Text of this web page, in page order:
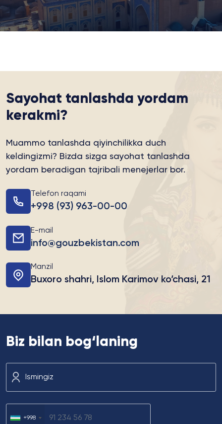
Sayohat tanlashda yordam
kerakmi?
Muammo tanlashda qiyinchilikka duch
keldingizmi? Bizda sizga sayohat tanlashda
yordam beradigan tajribali menejerlar bor.
Telefon raqami
+998 (93) 963-00-00
E-mail
info@gouzbekistan.com
Manzil
Buxoro shahri, Islom Karimov ko‘chasi, 21
Biz bilan bog‘laning
Ismingiz
+998